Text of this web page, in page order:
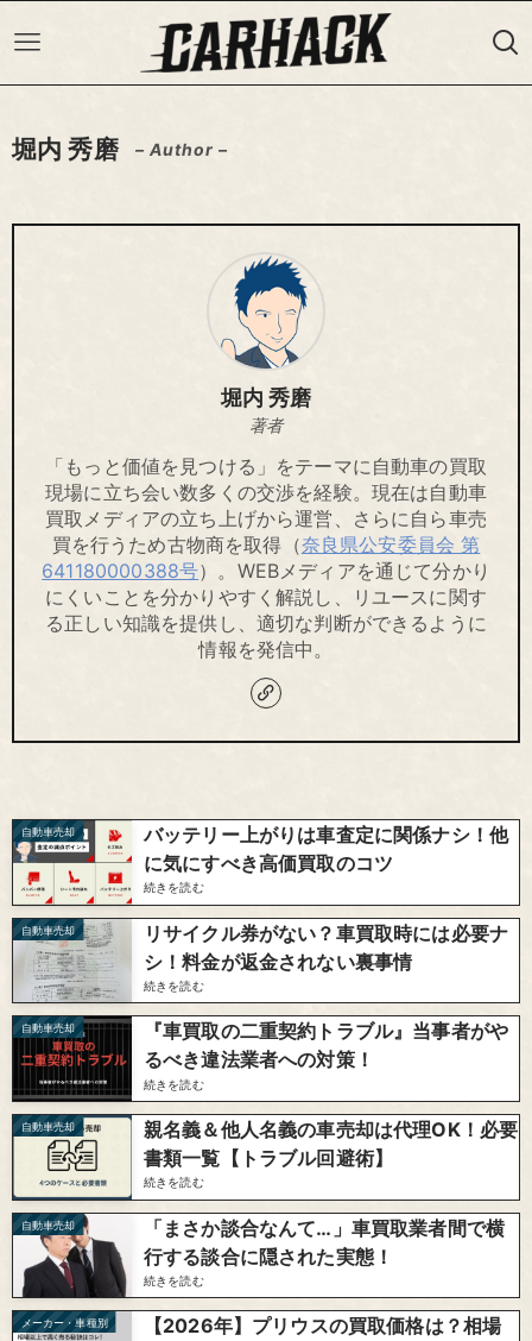
堀内 秀磨 – Author –
堀内 秀磨
著者
「もっと価値を見つける」をテーマに自動車の買取
現場に立ち会い数多くの交渉を経験。現在は自動車
買取メディアの立ち上げから運営、さらに自ら車売
買を行うため古物商を取得（奈良県公安委員会 第
641180000388号）。WEBメディアを通じて分かり
にくいことを分かりやすく解説し、リユースに関す
る正しい知識を提供し、適切な判断ができるように
情報を発信中。
自動車売却
バッテリー上がりは車査定に関係ナシ！他
に気にすべき高価買取のコツ
続きを読む
自動車売却
リサイクル券がない？車買取時には必要ナ
シ！料金が返金されない裏事情
続きを読む
自動車売却
『車買取の二重契約トラブル』当事者がや
るべき違法業者への対策！
続きを読む
自動車売却
親名義＆他人名義の車売却は代理OK！必要
書類一覧【トラブル回避術】
続きを読む
自動車売却
「まさか談合なんて…」車買取業者間で横
行する談合に隠された実態！
続きを読む
メーカー・車種別
【2026年】プリウスの買取価格は？相場